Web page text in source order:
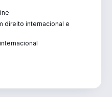
direito internacional e